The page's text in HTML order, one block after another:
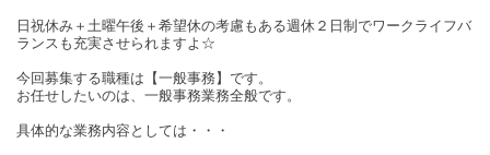
日祝休み＋土曜午後＋希望休の考慮もある週休２日制でワークライフバ
ランスも充実させられますよ☆
今回募集する職種は【一般事務】です。
お任せしたいのは、一般事務業務全般です。
具体的な業務内容としては・・・